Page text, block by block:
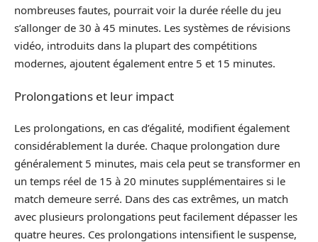
nombreuses fautes, pourrait voir la durée réelle du jeu
s’allonger de 30 à 45 minutes. Les systèmes de révisions
vidéo, introduits dans la plupart des compétitions
modernes, ajoutent également entre 5 et 15 minutes.
Prolongations et leur impact
Les prolongations, en cas d’égalité, modifient également
considérablement la durée. Chaque prolongation dure
généralement 5 minutes, mais cela peut se transformer en
un temps réel de 15 à 20 minutes supplémentaires si le
match demeure serré. Dans des cas extrêmes, un match
avec plusieurs prolongations peut facilement dépasser les
quatre heures. Ces prolongations intensifient le suspense,